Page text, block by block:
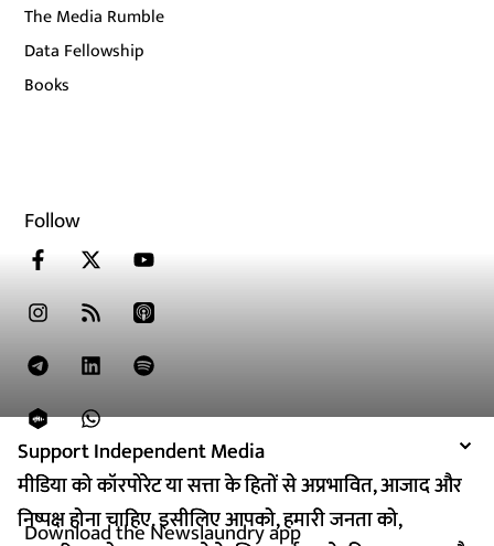
Support Independent Media
मीडिया को कॉरपोरेट या सत्ता के हितों से अप्रभावित, आजाद और
निष्पक्ष होना चाहिए. इसीलिए आपको, हमारी जनता को,
Support Independent Media
मीडिया को कॉरपोरेट या सत्ता के हितों से अप्रभावित, आजाद और
निष्पक्ष होना चाहिए. इसीलिए आपको, हमारी जनता को,
The Media Rumble
Data Fellowship
Books
Follow
Download the Newslaundry app